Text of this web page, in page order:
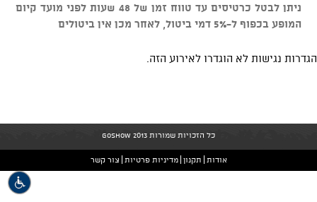
ניתן לבטל כרטיסים עד טווח זמן של 48 שעות לפני מועד קיום
המופע בכפוף ל-5% דמי ביטול, לאחר מכן אין ביטולים
הגדרות נגישות לא הוגדרו לאירוע הזה.
כל הזכויות שמורות GoShow 2013
אודות תקנון מדיניות פרטיות צור קשר